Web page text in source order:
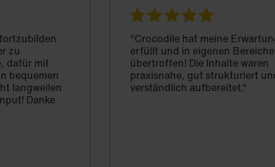
zu
dafür mit
bequemen
langweilen
Danke
"Crocodile hat meine
erfüllt und in eigenen
übertroffen! Die Inhalte waren
praxisnahe, gut strukturiert
verständlich aufbereitet."